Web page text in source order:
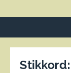
Stikkord: